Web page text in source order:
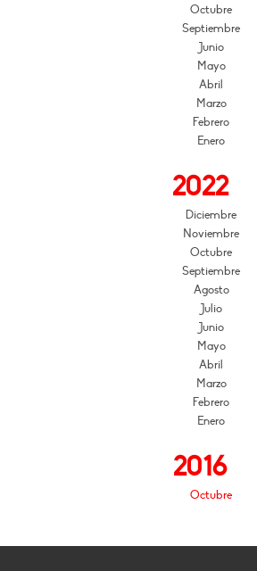
Octubre
Septiembre
Junio
Mayo
Abril
Marzo
Febrero
Enero
2022
Diciembre
Noviembre
Octubre
Septiembre
Agosto
Julio
Junio
Mayo
Abril
Marzo
Febrero
Enero
2016
Octubre